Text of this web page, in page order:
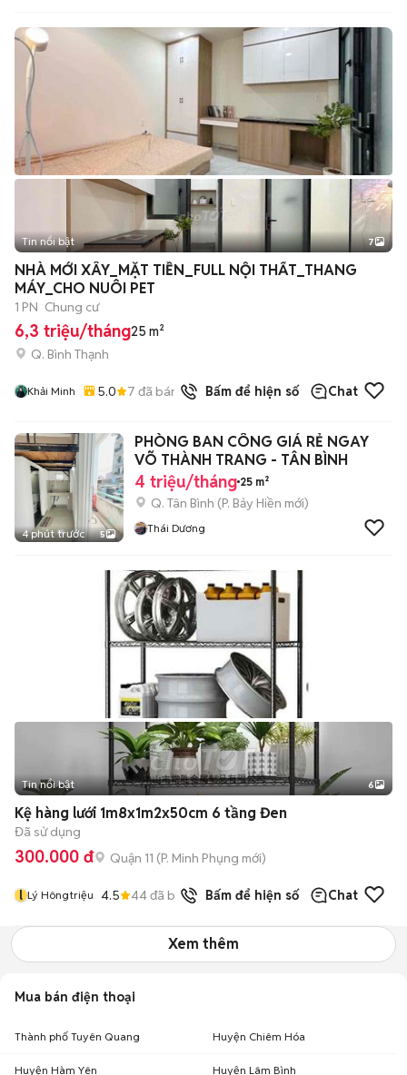
+2
Tin nổi bật 7
NHÀ MỚI XÂY_MẶT TIỀN_FULL NỘI THẤT_THANG
MÁY_CHO NUÔI PET
1 PN Chung cư
6,3 triệu/tháng25 m²
Q. Bình Thạnh
Khải Minh 5.0 7 đã bán Bấm để hiện số Chat
4 phút trước 5
PHÒNG BAN CÔNG GIÁ RẺ NGAY
VÕ THÀNH TRANG - TÂN BÌNH
4 triệu/tháng 25 m²
Q. Tân Bình (P. Bảy Hiền mới)
Thái Dương
+2
Tin nổi bật 6
Kệ hàng lưới 1m8x1m2x50cm 6 tầng Đen
Đã sử dụng
300.000 đ Quận 11 (P. Minh Phụng mới)
l Lý Hôngtriệu 4.5 44đã bán Bấm để hiện số Chat
Xem thêm
Mua bán điện thoại
Thành phố Tuyên Quang Huyện Chiêm Hóa
Huyện Hàm Yên Huyện Lâm Bình